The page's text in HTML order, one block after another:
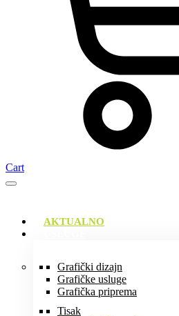
Cart
AKTUALNO
Grafički dizajn
Grafičke usluge
Grafička priprema
Tisak